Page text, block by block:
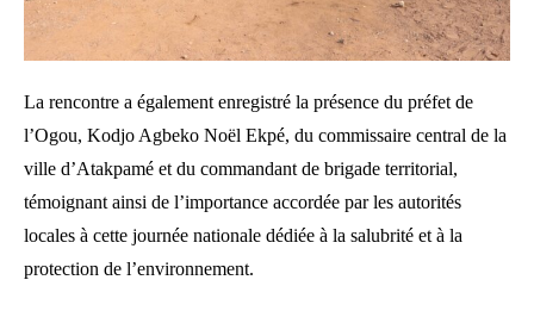
La rencontre a également enregistré la présence du préfet de
l’Ogou, Kodjo Agbeko Noël Ekpé, du commissaire central de la
ville d’Atakpamé et du commandant de brigade territorial,
témoignant ainsi de l’importance accordée par les autorités
locales à cette journée nationale dédiée à la salubrité et à la
protection de l’environnement.